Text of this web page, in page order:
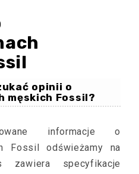
opinii o
męskich Fossil?
informacje o
Fossil odświeżamy na
zawiera specyfikacje